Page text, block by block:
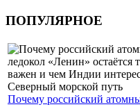
ПОПУЛЯРНОЕ
Почему российский